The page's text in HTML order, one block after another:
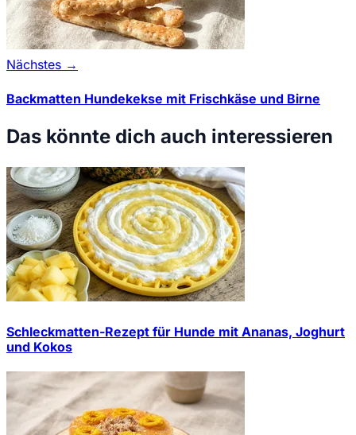
Nächstes →
Backmatten Hundekekse mit Frischkäse und Birne
Das könnte dich auch interessieren
Schleckmatten-Rezept für Hunde mit Ananas, Joghurt
und Kokos